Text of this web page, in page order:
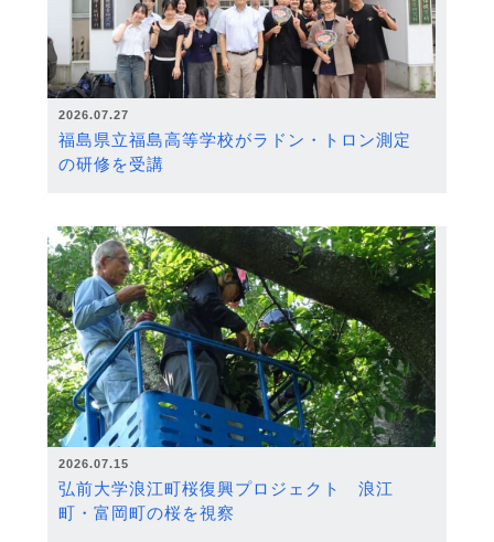
2026.07.27
福島県立福島高等学校がラドン・トロン測定
の研修を受講
2026.07.15
弘前大学浪江町桜復興プロジェクト 浪江
町・富岡町の桜を視察